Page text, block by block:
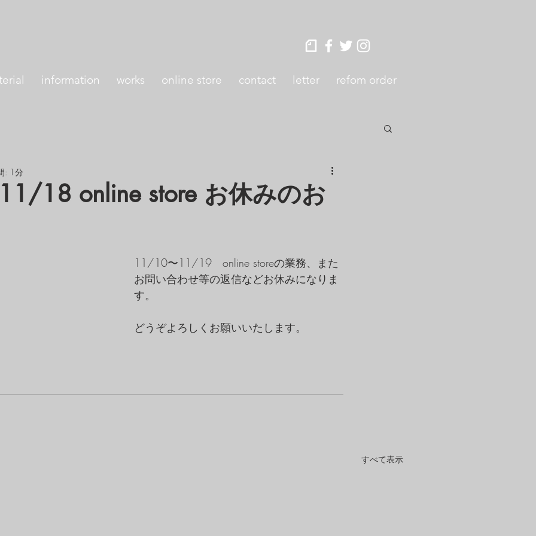
information works online store contact letter refom order
18 online store お休みのお
: 1分
11/10〜11/19　online storeの業務、また
お問い合わせ等の返信などお休みになりま
す。
どうぞよろしくお願いいたします。
すべて表示